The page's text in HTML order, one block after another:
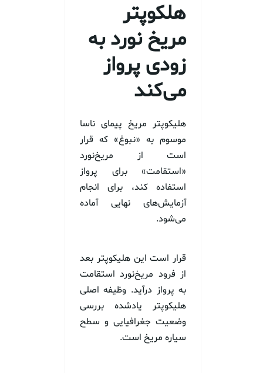
هلکوپتر
مریخ نورد به
زودی پرواز
می‌کند
هلیکوپتر مریخ پیمای ناسا
موسوم به «نبوغ» که قرار
است از مریخ‌نورد
«استقامت» برای پرواز
استفاده کند، برای انجام
آزمایش‌های نهایی آماده
می‌شود.
قرار است این هلیکوپتر بعد
از فرود مریخ‌نورد استقامت
به پرواز درآید. وظیفه اصلی
هلیکوپتر یادشده بررسی
وضعیت جغرافیایی و سطح
سیاره مریخ است.